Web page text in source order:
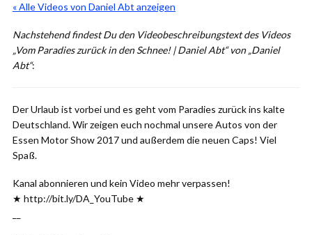
« Alle Videos von Daniel Abt anzeigen
Nachstehend findest Du den Videobeschreibungstext des Videos
„Vom Paradies zurück in den Schnee! | Daniel Abt“ von „Daniel
Abt“:
Der Urlaub ist vorbei und es geht vom Paradies zurück ins kalte
Deutschland. Wir zeigen euch nochmal unsere Autos von der
Essen Motor Show 2017 und außerdem die neuen Caps! Viel
Spaß.
Kanal abonnieren und kein Video mehr verpassen!
★ http://bit.ly/DA_YouTube ★